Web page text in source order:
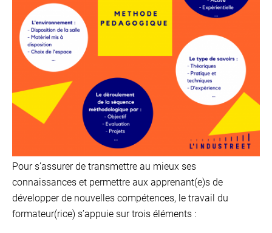
Pour s’assurer de transmettre au mieux ses
connaissances et permettre aux apprenant(e)s de
développer de nouvelles compétences, le travail du
formateur(rice) s’appuie sur trois éléments :